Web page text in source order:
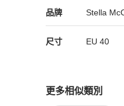
品牌
Stella McCartney 精
Stella
Stella McCartney 推
尺寸 EU 40
更多相似類別